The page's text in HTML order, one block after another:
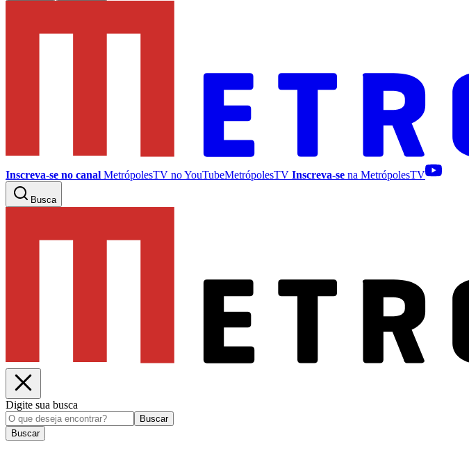
Inscreva-se no canal MetrópolesTV noYouTubeMetrópolesTV Inscreva-se na MetrópolesTV
Busca
Digite sua busca
Buscar
Buscar